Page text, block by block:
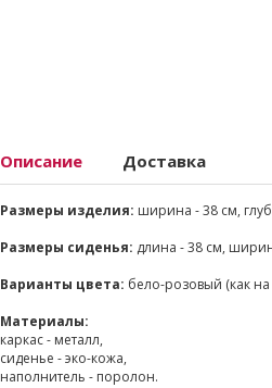
Описание Доставка
Размеры изделия: ширина - 38 см,
Размеры сиденья: длина - 38 см,
Варианты цвета: бело-розовый (как на
Материалы:
каркас - металл,
сиденье - эко-кожа,
наполнитель - поролон.